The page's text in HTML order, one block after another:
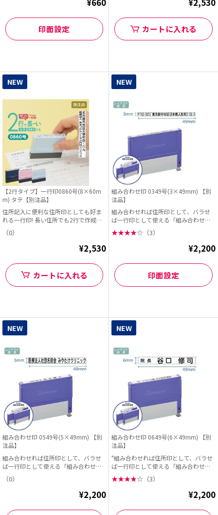
¥660
印面設定
¥2,530
カートに入れる
NEW
【2行タイプ】一行印0860号(8×60m
m) タテ【別注品】
住所記入に便利な住所印としても好ま
れる一行印! 長い住所でも2行で作成で
きるようになりま...
（0）
¥2,530
カートに入れる
NEW
組み合わせ印 0349号(3×49mm) 【別
注品】
組み合わせれば住所印として、バラせ
ば一行印として使える「組み合わせ
印」に、49mm幅が登...
★★★★☆ （3）
¥2,200
印面設定
NEW
組み合わせ印 0549号(5×49mm) 【別
注品】
組み合わせれば住所印として、バラせ
ば一行印として使える「組み合わせ
印」に、49mm幅が登...
（0）
¥2,200
NEW
組み合わせ印 0649号(6×49mm) 【別
注品】
"組み合わせれば住所印として、バラせ
ば一行印として使える「組み合わせ
印」に、49mm幅が...
★★★★☆ （3）
¥2,200